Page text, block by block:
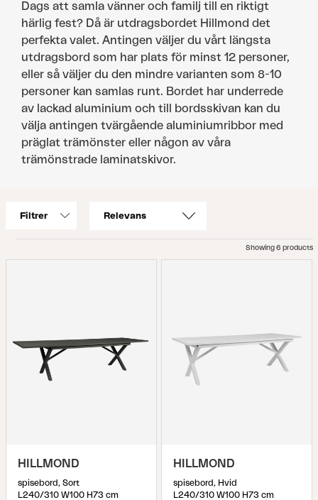
Dags att samla vänner och familj till en riktigt
härlig fest? Då är utdragsbordet Hillmond det
perfekta valet. Antingen väljer du vårt längsta
utdragsbord som har plats för minst 12 personer,
eller så väljer du den mindre varianten som 8-10
personer kan samlas runt. Bordet har underrede
av lackad aluminium och till bordsskivan kan du
välja antingen tvärgående aluminiumribbor med
präglat trämönster eller någon av våra
trämönstrade laminatskivor.
Filtrer
Showing 6 products
HILLMOND
spisebord, Sort
L240/310 W100 H73 cm
HILLMOND
spisebord, Hvid
L240/310 W100 H73 cm